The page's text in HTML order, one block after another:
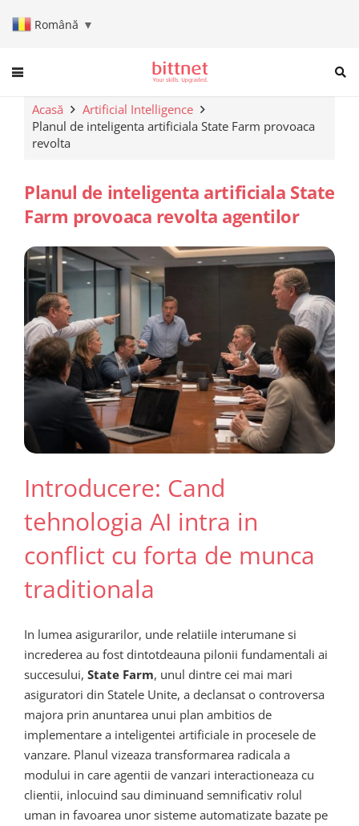
Română ▼
When autocomplete results
Acasă
Artificial Intelligence
Planul de inteligenta artificiala State Farm provoaca
revolta
Planul de inteligenta artificiala State
Farm provoaca revolta agentilor
Introducere: Cand
tehnologia AI intra in
conflict cu forta de munca
traditionala
In lumea asigurarilor, unde relatiile interumane si
increderea au fost dintotdeauna pilonii fundamentali ai
succesului, State Farm, unul dintre cei mai mari
asiguratori din Statele Unite, a declansat o controversa
majora prin anuntarea unui plan ambitios de
implementare a inteligentei artificiale in procesele de
vanzare. Planul vizeaza transformarea radicala a
modului in care agentii de vanzari interactioneaza cu
clientii, inlocuind sau diminuand semnificativ rolul
uman in favoarea unor sisteme automatizate bazate pe